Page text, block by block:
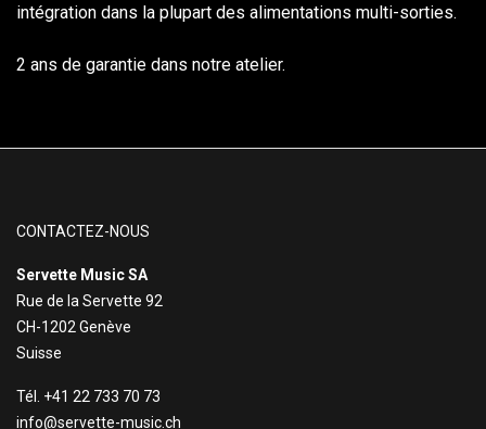
intégration dans la plupart des alimentations multi-sorties.
2 ans de garantie dans notre atelier.
CONTACTEZ-NOUS
Servette Music SA
Rue de la Servette 92
CH-1202 Genève
Suisse
Tél. +41 22 733 70 73
info@servette-music.ch